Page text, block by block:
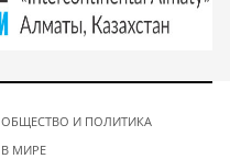
ОБЩЕСТВО И ПОЛИТИКА
В МИРЕ